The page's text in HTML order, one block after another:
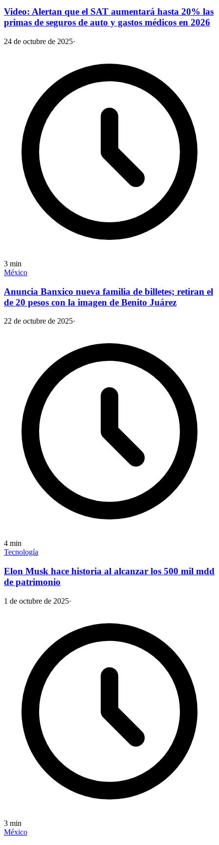
Video: Alertan que el SAT aumentará hasta 20% las
primas de seguros de auto y gastos médicos en 2026
24 de octubre de 2025·
3 min
México
Anuncia Banxico nueva familia de billetes; retiran el
de 20 pesos con la imagen de Benito Juárez
22 de octubre de 2025·
4 min
Tecnología
Elon Musk hace historia al alcanzar los 500 mil mdd
de patrimonio
1 de octubre de 2025·
3 min
México